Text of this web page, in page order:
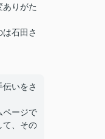
りがた
石田さ
いをさ
ページで
て、その